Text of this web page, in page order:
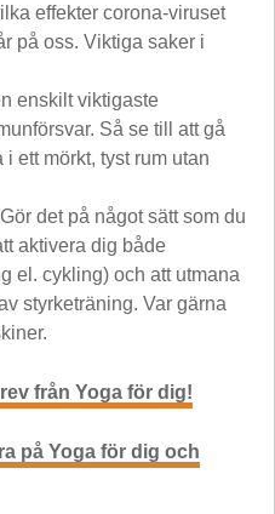
effekter corona-viruset
på oss. Viktiga saker i
enskilt viktigaste
Så se till att gå
ett mörkt, tyst rum utan
det på något sätt som du
aktivera dig både
el. cykling) och att utmana
styrketräning. Var gärna
från Yoga för dig!
på Yoga för dig och